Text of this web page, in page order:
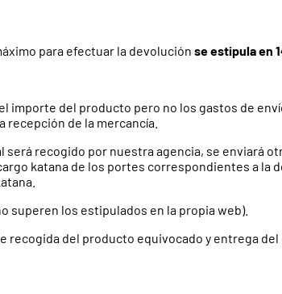
para efectuar la devolución se estipula en
del producto pero no los gastos de
recepción de la mercancía.
recogido por nuestra agencia, se enviará
katana de los portes correspondientes a la
superen los estipulados en la propia web).
del producto equivocado y entrega